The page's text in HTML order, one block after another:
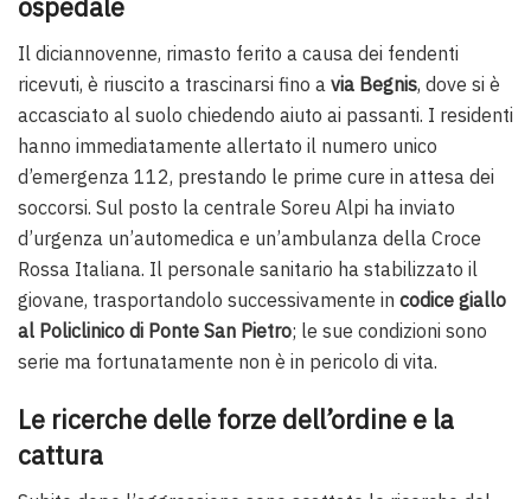
ospedale
Il diciannovenne, rimasto ferito a causa dei fendenti
ricevuti, è riuscito a trascinarsi fino a via Begnis, dove si è
accasciato al suolo chiedendo aiuto ai passanti. I residenti
hanno immediatamente allertato il numero unico
d’emergenza 112, prestando le prime cure in attesa dei
soccorsi. Sul posto la centrale Soreu Alpi ha inviato
d’urgenza un’automedica e un’ambulanza della Croce
Rossa Italiana. Il personale sanitario ha stabilizzato il
giovane, trasportandolo successivamente in codice giallo
al Policlinico di Ponte San Pietro; le sue condizioni sono
serie ma fortunatamente non è in pericolo di vita.
Le ricerche delle forze dell’ordine e la
cattura